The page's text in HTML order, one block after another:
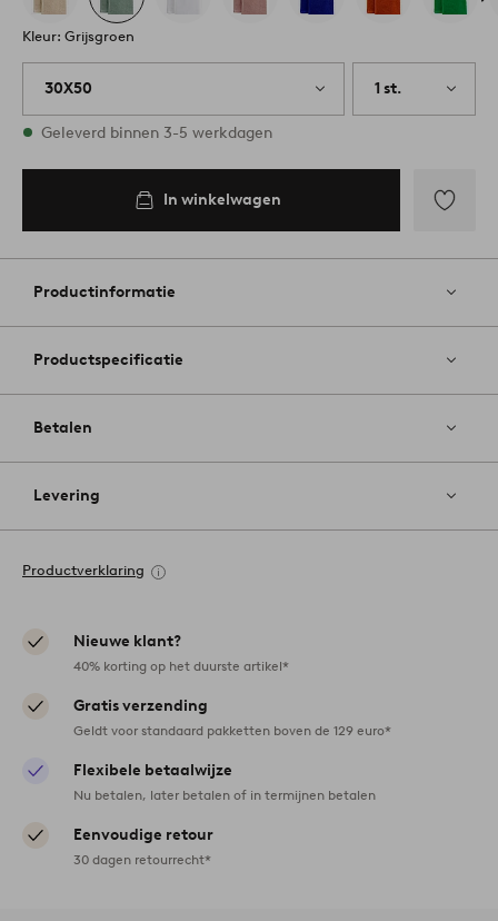
Kleur: Grijsgroen
30X50 1 st.
Op voorraad
Geleverd binnen 3-5 werkdagen
In winkelwagen
aan
Productinformatie
Productspecificatie
Betalen
Levering
Productverklaring
Nieuwe klant?
40% korting op het duurste artikel*
Gratis verzending
Geldt voor standaard pakketten boven de 129 euro*
Flexibele betaalwijze
Nu betalen, later betalen of in termijnen betalen
Eenvoudige retour
30 dagen retourrecht*